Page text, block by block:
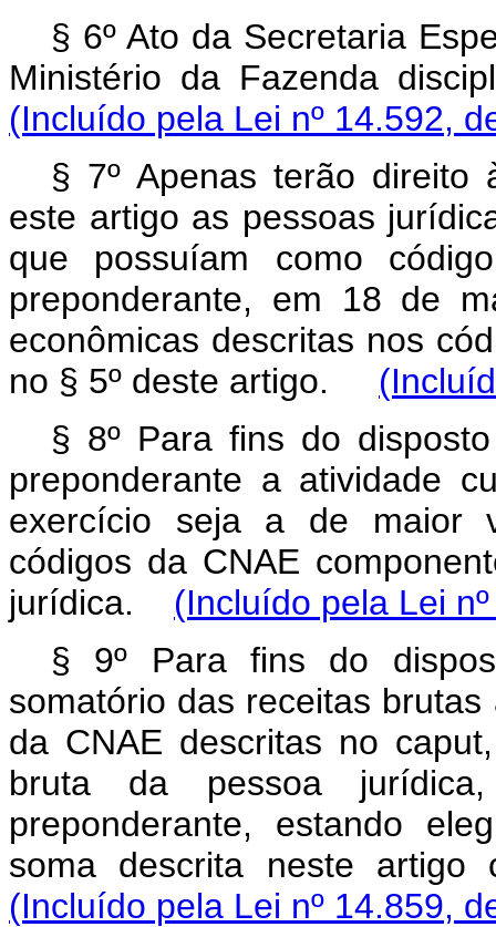
§ 6º Ato da Secretaria
Ministério da Fazenda
(Incluído pela Lei nº 14.592,
§ 7º Apenas terão
este artigo as pessoas
que possuíam como
preponderante, em 18 de
econômicas descritas nos
no § 5º deste artigo.
§ 8º Para fins do
preponderante a atividade
exercício seja a de maior
códigos da CNAE
jurídica. (Incluído pela Lei
§ 9º Para fins do
somatório das receitas
da CNAE descritas no
bruta da pessoa
preponderante, estando
soma descrita neste
(Incluído pela Lei nº 14.859,